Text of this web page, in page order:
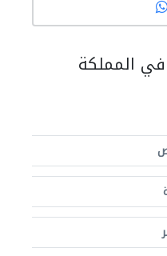
المملكة